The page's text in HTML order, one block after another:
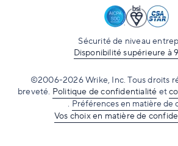
Sécurité de niveau
Disponibilité supérieure à
©2006-2026 Wrike, Inc. Tous droits
breveté. Politique de confidentialité et
. Préférences en matière de
Vos choix en matière de